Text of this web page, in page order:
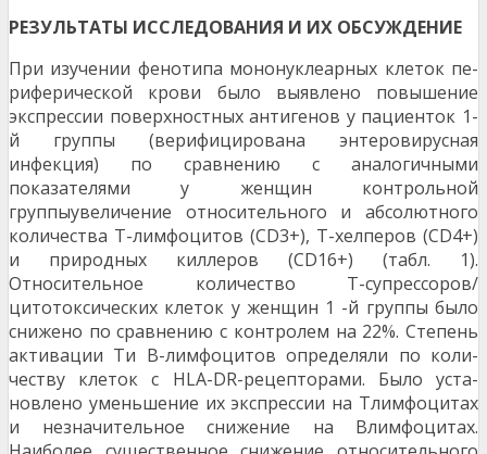
РЕЗУЛЬТАТЫ ИССЛЕДОВАНИЯ И ИХ ОБСУЖДЕНИЕ
При изучении фенотипа мононуклеарных клеток пе­
риферической крови было выявлено повышение
экспрессии поверхностных антигенов у пациенток 1-
й группы (верифицирована энтеровирусная
инфекция) по сравнению с аналогичными
показателями у жен­щин контрольной
группыувеличение относительно­го и абсолютного
количества Т-лимфоцитов (CD3+), Т-хелперов (CD4+)
и природных киллеров (CD16+) (табл. 1).
Относительное количество Т-супрессоров/
цитотоксических клеток у женщин 1 -й группы было
снижено по сравнению с контролем на 22%. Степень
активации Ти В-лимфоцитов определяли по коли­
честву клеток с HLA-DR-рецепторами. Было уста­
новлено уменьшение их экспрессии на Тлимфоцитах
и незначительное снижение на Влимфоцитах.